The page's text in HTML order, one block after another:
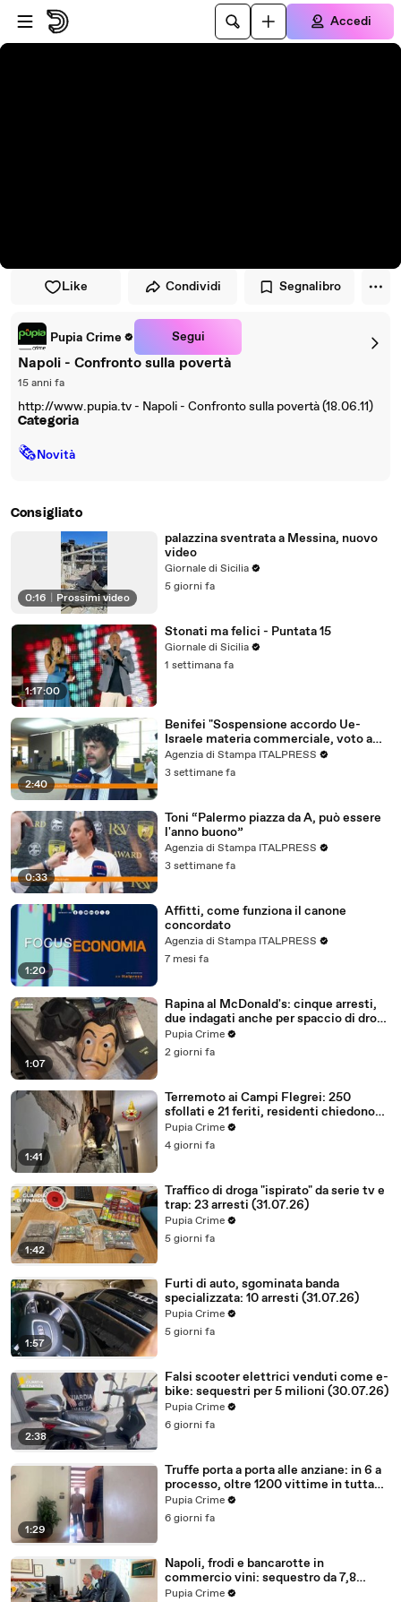
Vai al lettore
Passa al contenuto principale
Accedi
Like Condividi Segnalibro
Pupia Crime Segui
Napoli - Confronto sulla povertà
15 anni fa
http://www.pupia.tv - Napoli - Confronto sulla povertà (18.06.11)
Categoria
🗞Novità
Consigliato
0:16 Prossimi video
palazzina sventrata a Messina, nuovo
video
Giornale di Sicilia
5 giorni fa
1:17:00
Stonati ma felici - Puntata 15
Giornale di Sicilia
1 settimana fa
2:40
Benifei "Sospensione accordo Ue-
Israele materia commerciale, voto a
maggioranza"
Agenzia di Stampa ITALPRESS
3 settimane fa
0:33
Toni “Palermo piazza da A, può essere
l'anno buono”
Agenzia di Stampa ITALPRESS
3 settimane fa
1:20
Affitti, come funziona il canone
concordato
Agenzia di Stampa ITALPRESS
7 mesi fa
1:07
Rapina al McDonald's: cinque arresti,
due indagati anche per spaccio di droga
(03.08.26)
Pupia Crime
2 giorni fa
1:41
Terremoto ai Campi Flegrei: 250
sfollati e 21 feriti, residenti chiedono
certezze sul futuro (01.08.26)
Pupia Crime
4 giorni fa
1:42
Traffico di droga "ispirato" da serie tv e
trap: 23 arresti (31.07.26)
Pupia Crime
5 giorni fa
1:57
Furti di auto, sgominata banda
specializzata: 10 arresti (31.07.26)
Pupia Crime
5 giorni fa
2:38
Falsi scooter elettrici venduti come e-
bike: sequestri per 5 milioni (30.07.26)
Pupia Crime
6 giorni fa
1:29
Truffe porta a porta alle anziane: in 6 a
processo, oltre 1200 vittime in tutta
Italia (30.07.26)
Pupia Crime
6 giorni fa
Napoli, frodi e bancarotte in
commercio vini: sequestro da 7,8
milioni (30.07.26)
Pupia Crime